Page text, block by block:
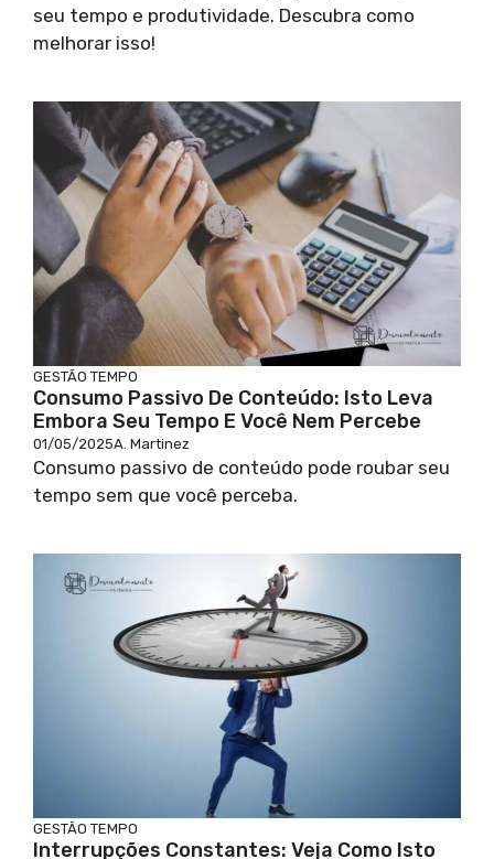
seu tempo e produtividade. Descubra como
melhorar isso!
GESTÃO TEMPO
Consumo Passivo De Conteúdo: Isto Leva
Embora Seu Tempo E Você Nem Percebe
01/05/2025A. Martinez
Consumo passivo de conteúdo pode roubar seu
tempo sem que você perceba.
GESTÃO TEMPO
Interrupções Constantes: Veja Como Isto